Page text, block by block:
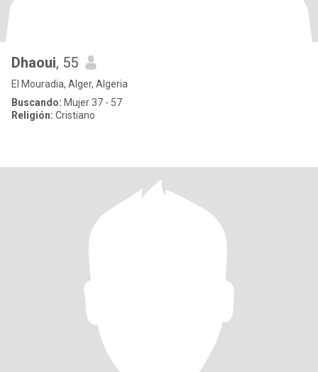
Dhaoui, 55
El Mouradia, Alger, Algeria
Buscando: Mujer 37 - 57
Religión: Cristiano